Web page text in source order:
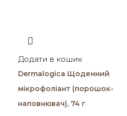
Додати в кошик
Dermalogica Щоденний
мікрофоліант (порошок-
наповнювач), 74 г